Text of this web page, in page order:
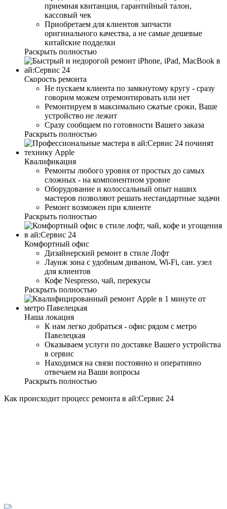
приемная квитанция, гарантийный талон,
кассовый чек
Приобретаем для клиентов запчасти
оригинального качества, а не самые дешевые
китайские подделки
Раскрыть полностью
Скорость ремонта
Не пускаем клиента по замкнутому кругу - сразу
говорим можем отремонтировать или нет
Ремонтируем в максимально сжатые сроки, Ваше
устройство не лежит
Сразу сообщаем по готовности Вашего заказа
Раскрыть полностью
Квалификация
Ремонты любого уровня от простых до самых
сложных - на компонентном уровне
Оборудование и колоссальный опыт наших
мастеров позволяют решать нестандартные задачи
Ремонт возможен при клиенте
Раскрыть полностью
Комфортный офис
Дизайнерский ремонт в стиле Лофт
Лаунж зона с удобным диваном, Wi-Fi, сан. узел
для клиентов
Кофе Nespresso, чай, перекусы
Раскрыть полностью
Наша локация
К нам легко добраться - офис рядом с метро
Павелецкая
Оказываем услуги по доставке Вашего устройства
в сервис
Находимся на связи постоянно и оперативно
отвечаем на Ваши вопросы
Раскрыть полностью
Как происходит процесс ремонта в ай:Сервис 24